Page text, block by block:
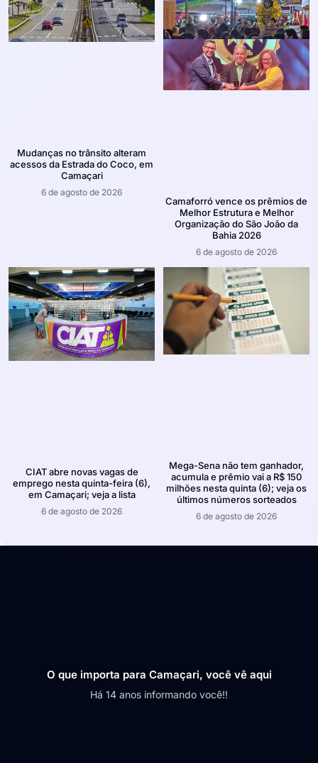
Mudanças no trânsito alteram
acessos da Estrada do Coco, em
Camaçari
6 de agosto de 2026
Camaforró vence os prêmios de
Melhor Estrutura e Melhor
Organização do São João da
Bahia 2026
6 de agosto de 2026
CIAT abre novas vagas de
emprego nesta quinta-feira (6),
em Camaçari; veja a lista
6 de agosto de 2026
Mega-Sena não tem ganhador,
acumula e prêmio vai a R$ 150
milhões nesta quinta (6); veja os
últimos números sorteados
6 de agosto de 2026
O que importa para Camaçari, você vê aqui
Há 14 anos informando você!!